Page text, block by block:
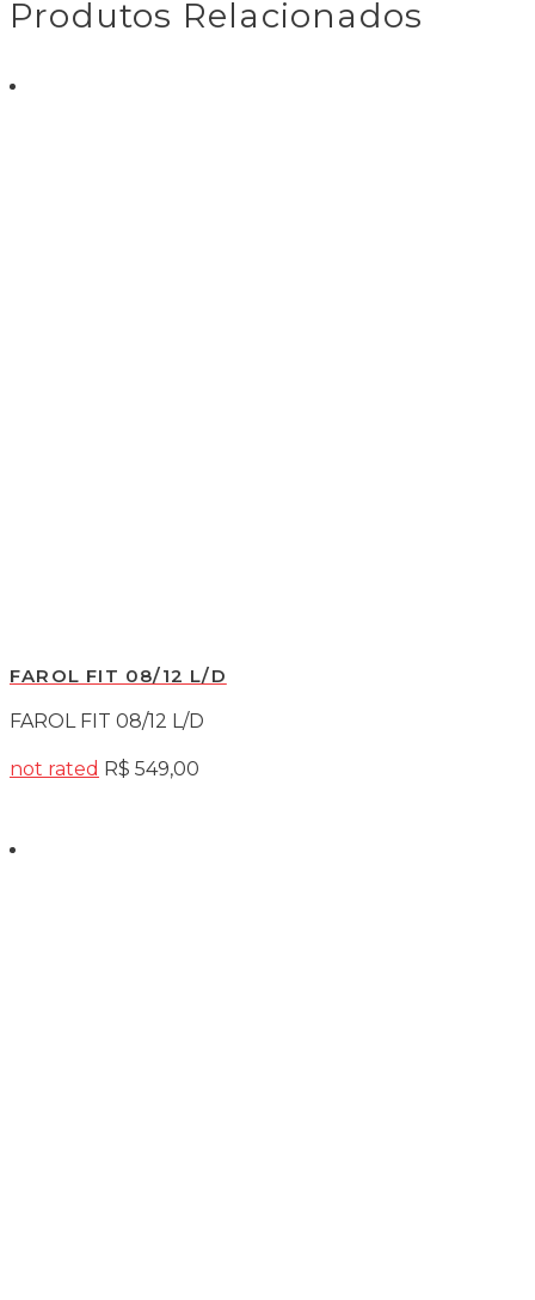
Produtos Relacionados
FAROL FIT 08/12 L/D
FAROL FIT 08/12 L/D
not rated R$ 549,00